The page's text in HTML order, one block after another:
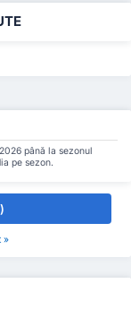
până la sezonul
pe sezon.
»